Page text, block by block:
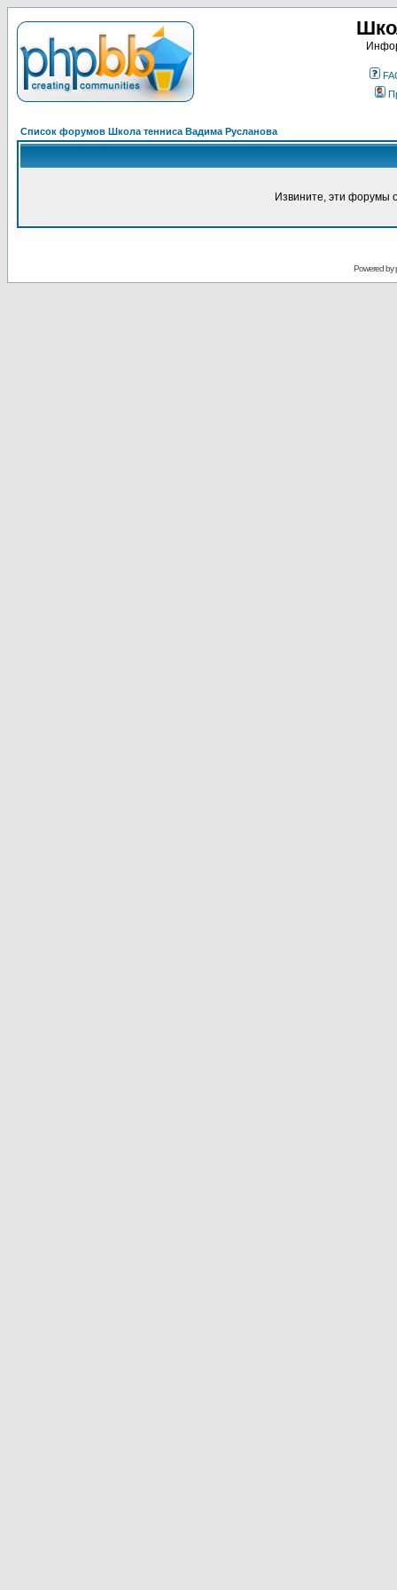
Список форумов Школа тенниса Вадима Русланова
Извините, эти форумы
Powered by